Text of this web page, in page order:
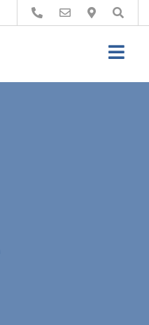
Buscar